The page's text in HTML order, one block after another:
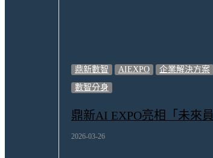
鼎新數智 AIEXPO
企業解決方案
數智分身
鼎新AI EXPO亮相「未來員
工」體驗遊戲 Agentic AI重
2026-03-26